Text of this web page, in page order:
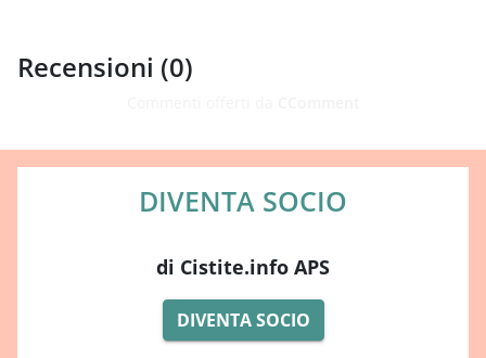
Recensioni (0)
DIVENTA SOCIO
di Cistite.info APS
DIVENTA SOCIO